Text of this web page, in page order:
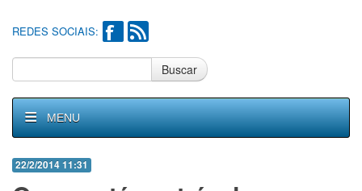
REDES SOCIAIS:
Buscar
MENU
22/2/2014 11:31